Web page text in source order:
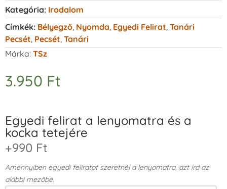
Kategória: Irodalom
Címkék: Bélyegző Nyomda Egyedi Felirat Tanári
Pecsét Pecsét Tanári
Márka: TSz
3.950 Ft
Egyedi felirat a lenyomatra és a
kocka tetejére
+990 Ft
Amennyiben egyedi feliratot szeretnél a lenyomatra, azt írd az
alábbi mezőbe.